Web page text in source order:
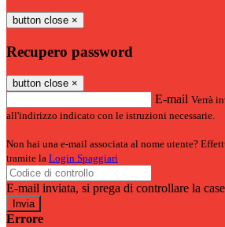
button close ×
Recupero password
button close ×
E-mail Verrà
all'indirizzo indicato con le istruzioni necessarie.
Non hai una e-mail associata al nome utente?
tramite la Login Spaggiari
E-mail inviata, si prega di controllare la
Errore